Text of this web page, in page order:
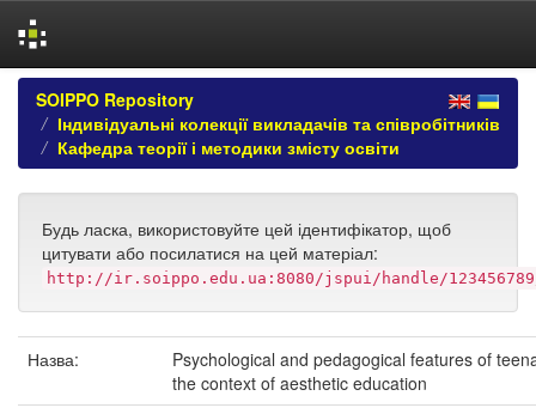
Skip
navigation
SOIPPO Repository
Індивідуальні колекції викладачів та співробітників
Кафедра теорії і методики змісту освіти
Будь ласка, використовуйте цей ідентифікатор, щоб
цитувати або посилатися на цей матеріал:
http://ir.soippo.edu.ua:8080/jspui/handle/
Назва:
Psychological and pedagogical features of
the context of aesthetic education